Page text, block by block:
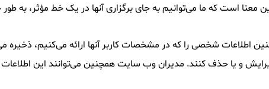
است که ما می‌توانیم به جای برگزاری آنها در یک خط مؤثر، به
اطلاعات شخصی را که در مشخصات کاربر آنها ارائه می‌کنیم، ذخیره
ویرایش و یا حذف کنند. مدیران وب سایت همچنین می‌توانند این